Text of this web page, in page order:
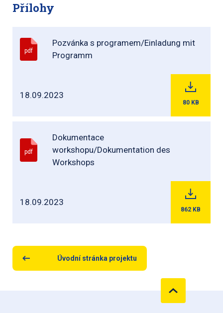
Přílohy
pdf
Pozvánka s programem/Einladung mit
Programm
18.09.2023
80 KB
pdf
Dokumentace
workshopu/Dokumentation des
Workshops
18.09.2023
862 KB
Úvodní stránka projektu